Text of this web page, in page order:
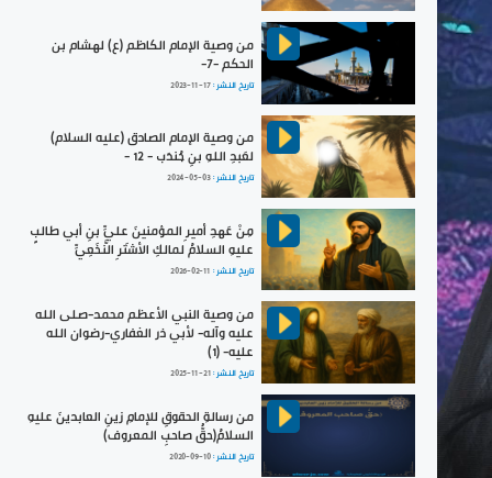
من وصية الإمام الكاظم (ع) لهشام بن
الحكم -7-
تاريخ النشر :2023-11-17
من وصية الإمام الصادق (عليه السلام)
لعَبدِ اللهِ بنِ جُندَب - 12 -
تاريخ النشر :2024-05-03
مِنْ عَهدِ أميرِ المؤمنينَ عليِّ بنِ أبي طالبٍ
عليهِ السلامُ لمالكِ الأشتَرِ النَّخَعِيِّ
تاريخ النشر : 2026-02-11
من وصية النبي الأعظم محمد-صلى الله
عليه وآله- لأبي ذر الغفاري-رضوان الله
عليه- (1)
تاريخ النشر :2025-11-21
من رسالةِ الحقوقِ للإمامِ زينِ العابدينَ عليهِ
السلامُ(حقُّ صاحبِ المعروف)
تاريخ النشر :2020-09-10